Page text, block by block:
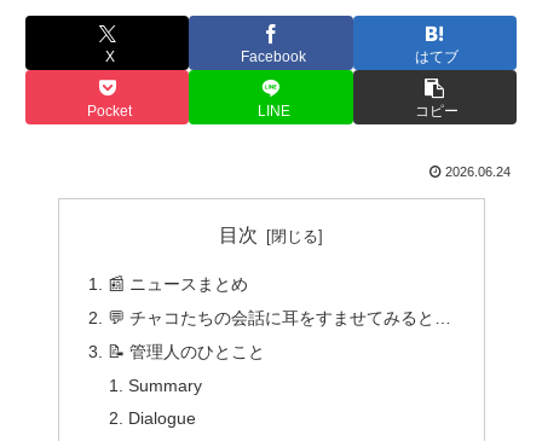
X Facebook はてブ
Pocket LINE コピー
2026.06.24
目次
📰 ニュースまとめ
💬 チャコたちの会話に耳をすませてみると…
📝 管理人のひとこと
Summary
Dialogue